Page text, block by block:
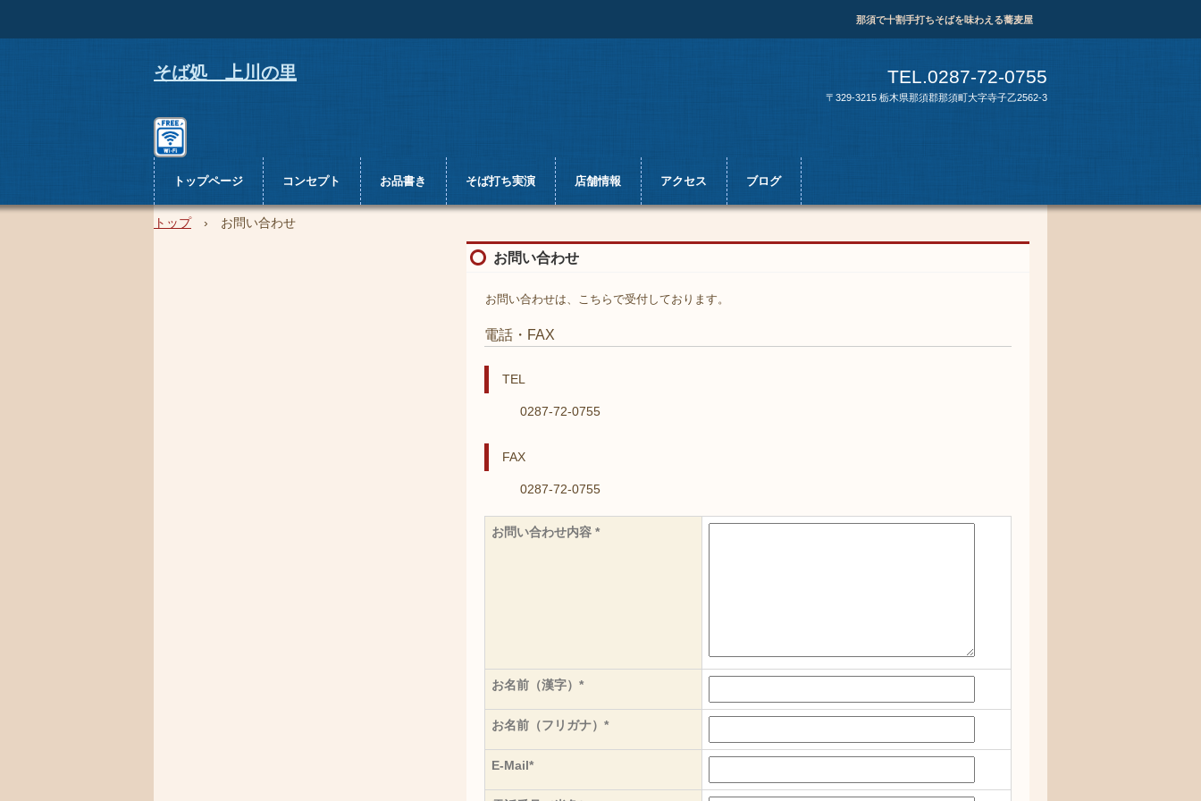
そば処 上川の里
那須で十割手打ちそばを味わえる蕎麦屋
TEL.0287-72-0755
〒329-3215 栃木県那須郡那須町大字寺子乙2562-3
トップページ コンセプト お品書き そば打ち実演 店舗情報 アクセス ブログ
トップ › お問い合わせ
お問い合わせ
お問い合わせは、こちらで受付しております。
電話・FAX
TEL
0287-72-0755
FAX
0287-72-0755
お問い合わせ内容 *
お名前（漢字）*
お名前（フリガナ）*
E-Mail*